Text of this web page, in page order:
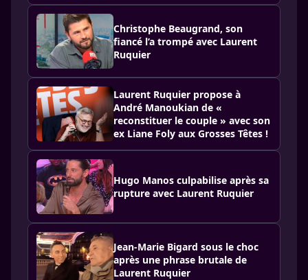
Christophe Beaugrand, son
fiancé l’a trompé avec Laurent
Ruquier
Laurent Ruquier propose à
André Manoukian de «
reconstituer le couple » avec son
ex Liane Foly aux Grosses Têtes !
Hugo Manos culpabilise après sa
rupture avec Laurent Ruquier
Jean-Marie Bigard sous le choc
après une phrase brutale de
Laurent Ruquier